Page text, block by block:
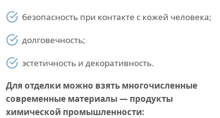
безопасность при контакте с кожей человека;
долговечность;
эстетичность и декоративность.
Для отделки можно взять многочисленные
современные материалы — продукты
химической промышленности: